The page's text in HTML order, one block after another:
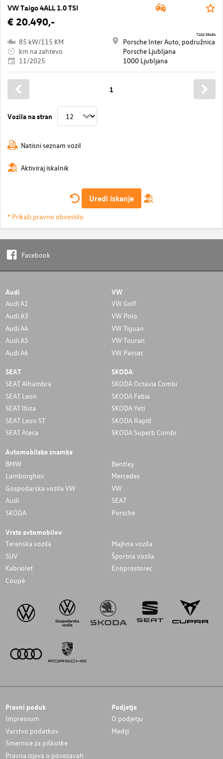
VW Taigo 4ALL 1.0 TSI
€ 20.490,-
85 kW/115 KM
km na zahtevo
11/2025
Porsche Inter Auto, podružnica
Porsche Ljubljana
1000 Ljubljana
7102/35454
Vozila na stran
1
Natisni seznam vozil
Aktiviraj iskalnik
Uredi iskanje
* Prikaži pravno obvestilo
Facebook
Audi
Audi A1
Audi A3
Audi A4
Audi A5
Audi A6
VW
VW Golf
VW Polo
VW Tiguan
VW Touran
VW Passat
SEAT
SEAT Alhambra
SEAT Leon
SEAT Ibiza
SEAT Leon ST
SEAT Ateca
SKODA
SKODA Octavia Combi
SKODA Fabia
SKODA Yeti
SKODA Rapid
SKODA Superb Combi
Avtomobilske znamke
BMW
Bentley
Lamborghini
Mercedes
Gospodarska vozila VW
VW
Audi
SEAT
SKODA
Porsche
Vrste avtomobilov
Terenska vozila
Majhna vozila
SUV
Športna vozila
Kabriolet
Enoprostorec
Coupé
Pravni poduk
Impressum
Varstvo podatkov
Smernice za piškotke
Pravna izjava o povezavah
Podjetje
O podjetju
Mediji